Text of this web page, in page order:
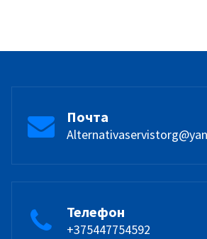
Почта
Телефон
+375447754592